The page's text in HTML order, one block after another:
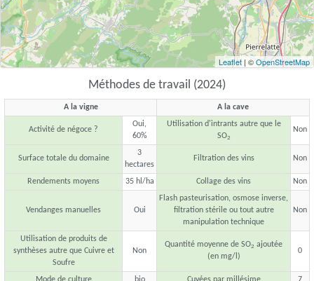
Leaflet | ©OpenStreetMap
Méthodes de travail (2024)
A la vigne A la cave
Activité de négoce ?
Oui,
60%
Utilisation d'intrants autre que le
SO2
Non
Surface totale du domaine
3
hectares
Filtration des vins Non
Rendements moyens 35 hl/ha Collage des vins Non
Vendanges manuelles Oui
Flash pasteurisation, osmose inverse,
filtration stérile ou tout autre
manipulation technique
Non
Utilisation de produits de
synthèses autre que Cuivre et
Soufre
Non
Quantité moyenne de SO2 ajoutée
(en mg/l)
0
Mode de culture bio Cuvées par millésime 7